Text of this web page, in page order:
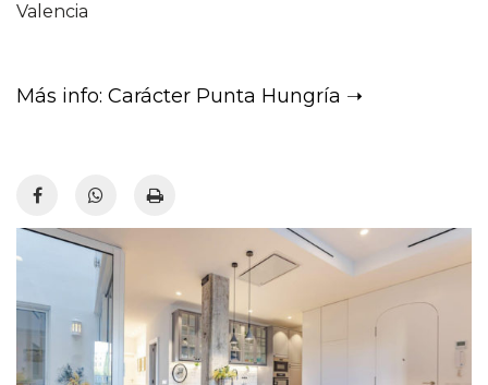
Valencia
Más info: Carácter Punta Hungría